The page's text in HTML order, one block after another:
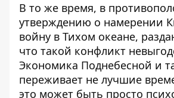
В то же время, в
утверждению о намерении
войну в Тихом океане,
что такой конфликт
Экономика Поднебесной и
переживает не лучшие
это может быть просто